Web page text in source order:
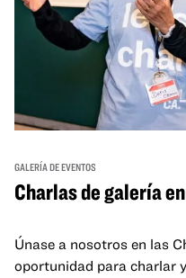
GALERÍA DE EVENTOS
Charlas de galería
Únase a nosotros en las
oportunidad para charlar